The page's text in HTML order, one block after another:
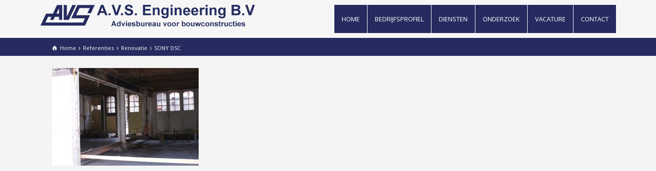
HOME BEDRIJFSPROFIEL DIENSTEN ONDERZOEK VACATURE CONTACT
Home Referenties Renovatie SONY DSC